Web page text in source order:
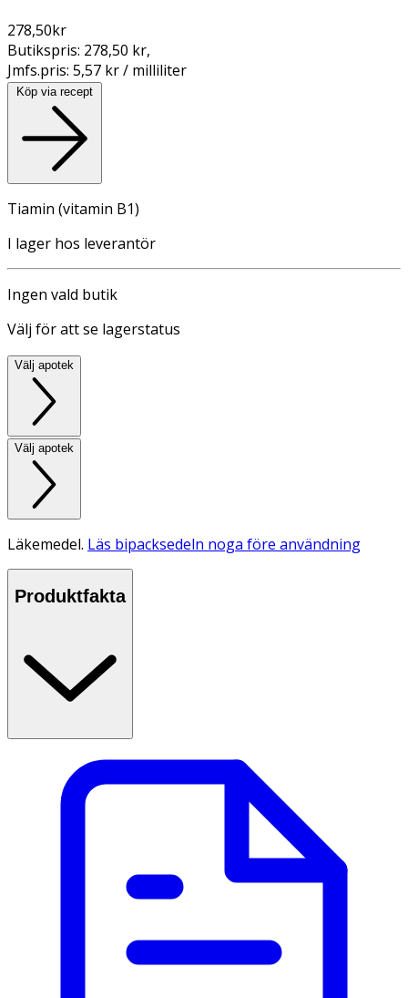
278,50kr
Butikspris: 278,50 kr,
Jmfs.pris: 5,57 kr / milliliter
Köp via recept
Tiamin (vitamin B1)
I lager hos leverantör
Ingen vald butik
Välj för att se lagerstatus
Välj apotek
Välj apotek
Läkemedel. Läs bipacksedeln noga före användning
Produktfakta